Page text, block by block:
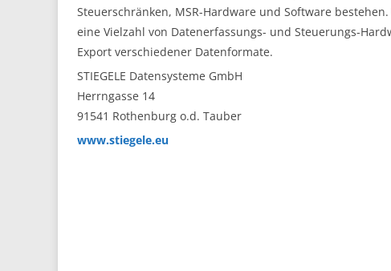
Steuerschränken, MSR-Hardware und Software
eine Vielzahl von Datenerfassungs- und Steuerungs-
Export verschiedener Datenformate.
STIEGELE Datensysteme GmbH
Herrngasse 14
91541 Rothenburg o.d. Tauber
www.stiegele.eu